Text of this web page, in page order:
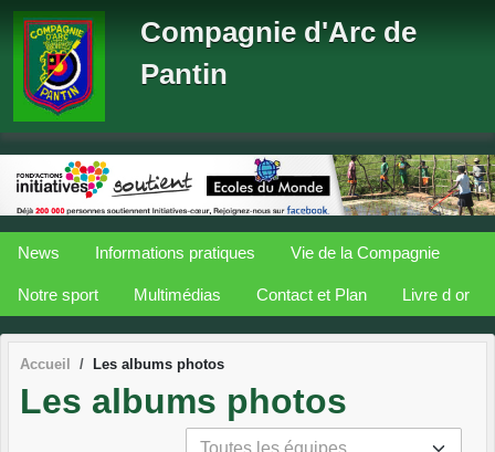
Compagnie d'Arc de
Pantin
News Informations pratiques Vie de la Compagnie
Notre sport Multimédias Contact et Plan Livre d or
Accueil Les albums photos
Les albums photos
Panneau de gestion des cookies